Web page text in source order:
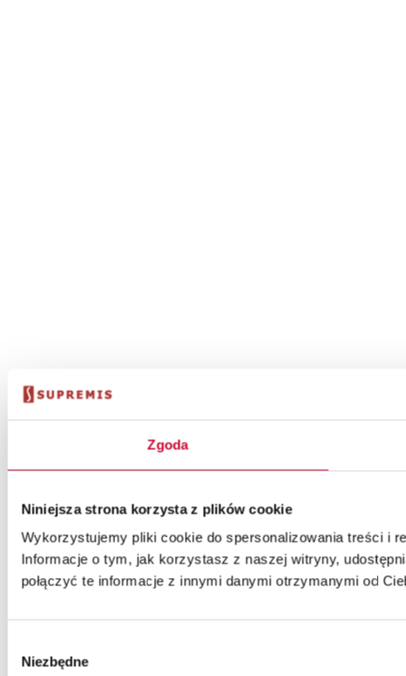
Zgoda
Niniejsza strona korzysta z plików cookie
Wykorzystujemy pliki cookie do spersonalizowania treści i
Informacje o tym, jak korzystasz z naszej witryny,
połączyć te informacje z innymi danymi otrzymanymi od
zgody
Niezbędne